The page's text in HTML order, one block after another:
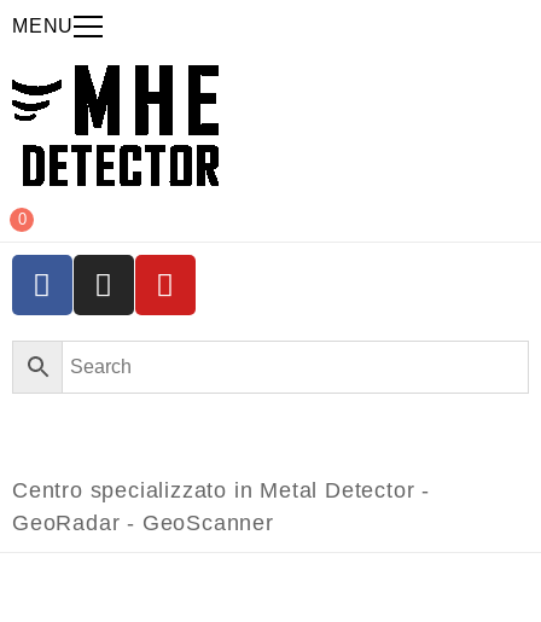
MENU
0
Centro specializzato in Metal Detector -
GeoRadar - GeoScanner